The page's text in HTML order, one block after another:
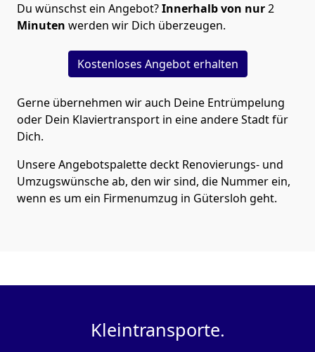
Du wünschst ein Angebot?Innerhalb von nur2
Minuten werden wir Dich überzeugen.
Kostenloses Angebot erhalten
Gerne übernehmen wir auch Deine Entrümpelung
oder Dein Klaviertransport in eine andere Stadt für
Dich.
Unsere Angebotspalette deckt Renovierungs- und
Umzugswünsche ab, den wir sind, die Nummer ein,
wenn es um ein Firmenumzug in Gütersloh geht.
Kleintransporte.